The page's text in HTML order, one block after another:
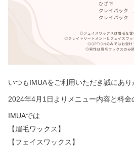
いつもIMUAをご利用いただき誠にあり
2024年4月1日よりメニュー内容と料金
IMUAでは
【眉毛ワックス】
【フェイスワックス】